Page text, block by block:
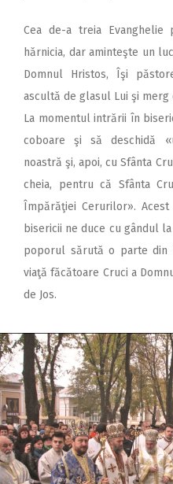
Cea de-a treia Evanghelie
hărnicia, dar aminteşte un
Domnul Hristos, Îşi
ascultă de glasul Lui şi merg
La momentul intrării în
coboare şi să deschidă
noastră şi, apoi, cu Sfânta
cheia, pentru că Sfânta
Împărăţiei Cerurilor».
bisericii ne duce cu gândul
poporul sărută o parte din
viaţă făcătoare Cruci a
de Jos.